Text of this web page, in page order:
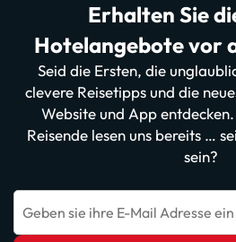
Erhalten Sie
Hotelangebote vor
Seid die Ersten, die
clevere Reisetipps und die
Website und App
Reisende lesen uns bereits …
sein?
Geben sie ihre E-Mail Adresse ein